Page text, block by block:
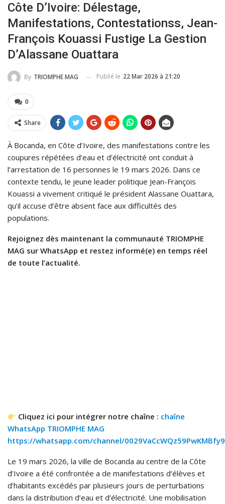
Côte D’Ivoire: Délestage,
Manifestations, Contestationss, Jean-
François Kouassi Fustige La Gestion
D’Alassane Ouattara
By TRIOMPHE MAG Publié le 22 Mar 2026 à 21:20
0
Share
À Bocanda, en Côte d’Ivoire, des manifestations contre les
coupures répétées d’eau et d’électricité ont conduit à
l’arrestation de 16 personnes le 19 mars 2026. Dans ce
contexte tendu, le jeune leader politique Jean-François
Kouassi a vivement critiqué le président Alassane Ouattara,
qu’il accuse d’être absent face aux difficultés des
populations.
Rejoignez dès maintenant la communauté TRIOMPHE
MAG sur WhatsApp et restez informé(e) en temps réel
de toute l’actualité.
Cliquez ici pour intégrer notre chaîne : chaîne
WhatsApp TRIOMPHE MAG
https://whatsapp.com/channel/
Le 19 mars 2026, la ville de Bocanda au centre de la Côte
d’Ivoire a été confrontée a de manifestations d’élèves et
d’habitants excédés par plusieurs jours de perturbations
dans la distribution d’eau et d’électricité. Une mobilisation